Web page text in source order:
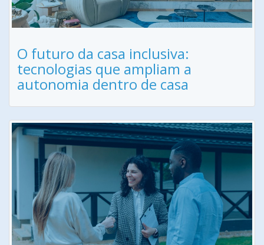
O futuro da casa inclusiva:
tecnologias que ampliam a
autonomia dentro de casa